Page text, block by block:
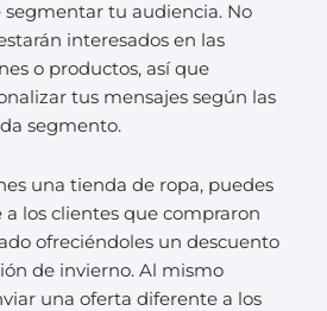
segmentar tu audiencia. No
interesados en las
o productos, así que
tus mensajes según las
segmento.
una tienda de ropa, puedes
los clientes que compraron
ofreciéndoles un descuento
de invierno. Al mismo
una oferta diferente a los